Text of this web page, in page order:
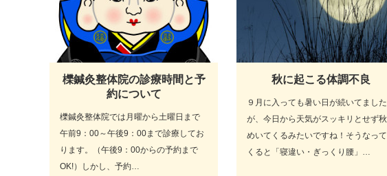
櫟鍼灸整体院の診療時間と予
約について
櫟鍼灸整体院では月曜から土曜日まで
午前9：00～午後9：00まで診療してお
ります。（午後9：00からの予約まで
OK!）しかし、予約…
秋に起こる体調不良
９月に入っても暑い日が続いてました
が、今日から天気がスッキリとせず秋
めいてくるみたいですね！そうなって
くると「寝違い・ぎっくり腰」…